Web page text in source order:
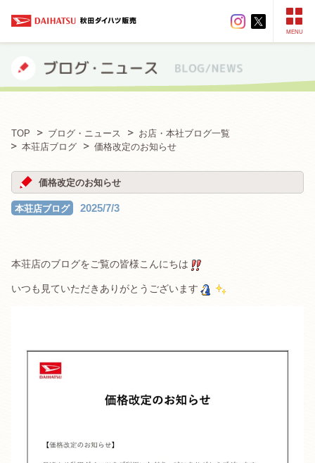
MENU
TOP ブログ・ニュース
お店・本社ブログ一覧
本荘店ブログ
価格改定のお知らせ
価格改定のお知らせ
本荘店ブログ 2025/7/3
本荘店のブログをご覧の皆様こんにちは
いつも見ていただきありがとうございます